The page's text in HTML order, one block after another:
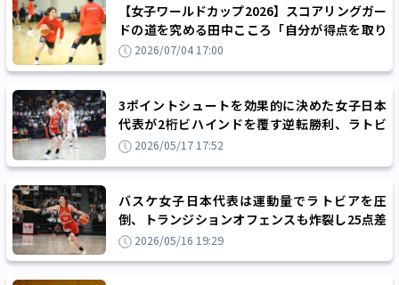
【女子ワールドカップ2026】スコアリングガー
ドの道を究める田中こころ「自分が得点を取り
に行くことで日本のペースに持っていく」
2026/07/04 17:00
3ポイントシュートを効果的に決めた女子日本
代表が2桁ビハインドを覆す逆転勝利、ラトビ
アとの強化試合を2連勝で終える
2026/05/17 17:52
バスケ女子日本代表は運動量でラトビアを圧
倒、トランジションオフェンスも炸裂し25点差
の快勝2026/05/16 19:29